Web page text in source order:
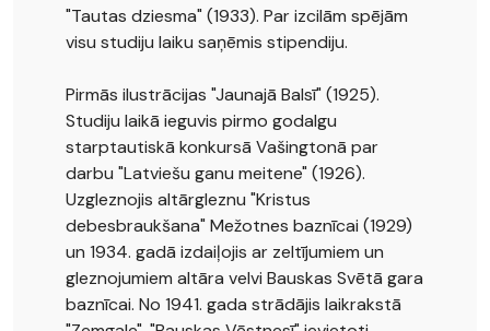
"Tautas dziesma" (1933). Par izcilām spējām
visu studiju laiku saņēmis stipendiju.
Pirmās ilustrācijas "Jaunajā Balsī" (1925).
Studiju laikā ieguvis pirmo godalgu
starptautiskā konkursā Vašingtonā par
darbu "Latviešu ganu meitene" (1926).
Uzgleznojis altārgleznu "Kristus
debesbraukšana" Mežotnes baznīcai (1929)
un 1934. gadā izdaiļojis ar zeltījumiem un
gleznojumiem altāra velvi Bauskas Svētā gara
baznīcai. No 1941. gada strādājis laikrakstā